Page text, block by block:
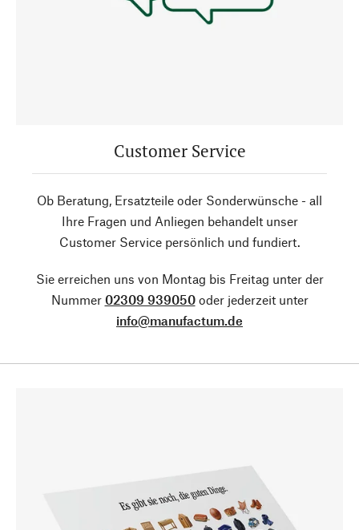
Customer Service
Ob Beratung, Ersatzteile oder Sonderwünsche - all
Ihre Fragen und Anliegen behandelt unser
Customer Service persönlich und fundiert.
Sie erreichen uns von Montag bis Freitag unter der
Nummer 02309 939050oder jederzeit unter
info@manufactum.de